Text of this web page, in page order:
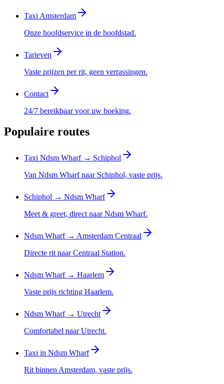
Taxi Amsterdam
Onze hoofdservice in de hoofdstad.
Tarieven
Vaste prijzen per rit, geen verrassingen.
Contact
24/7 bereikbaar voor uw boeking.
Populaire routes
Taxi Ndsm Wharf → Schiphol
Van Ndsm Wharf naar Schiphol, vaste prijs.
Schiphol → Ndsm Wharf
Meet & greet, direct naar Ndsm Wharf.
Ndsm Wharf → Amsterdam Centraal
Directe rit naar Centraal Station.
Ndsm Wharf → Haarlem
Vaste prijs richting Haarlem.
Ndsm Wharf → Utrecht
Comfortabel naar Utrecht.
Taxi in Ndsm Wharf
Rit binnen Amsterdam, vaste prijs.